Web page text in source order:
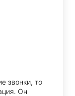
АТС.
звонки, то
Он